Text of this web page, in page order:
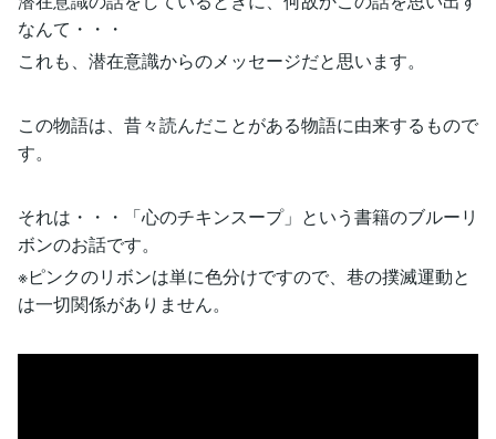
なんて・・・
これも、潜在意識からのメッセージだと思います。
この物語は、昔々読んだことがある物語に由来するもので
す。
それは・・・「心のチキンスープ」という書籍のブルーリ
ボンのお話です。
※ピンクのリボンは単に色分けですので、巷の撲滅運動と
は一切関係がありません。